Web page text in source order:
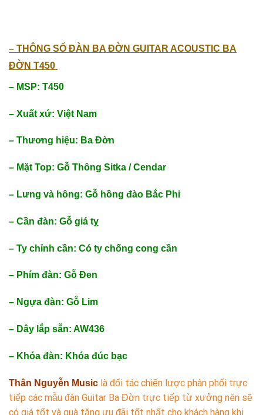
– THÔNG SỐ ĐÀN BA ĐỜN GUITAR ACOUSTIC BA
ĐỜN T450
– MSP: T450
– Xuất xứ: Việt Nam
– Thương hiệu: Ba Đờn
– Mặt Top: Gỗ Thông Sitka / Cendar
– Lưng và hông: Gỗ hồng đào Bắc Phi
– Cần đàn: Gỗ giá tỵ
– Ty chỉnh cần: Có ty chống cong cần
– Phím đàn: Gỗ Đen
– Ngựa đàn: Gỗ Lim
– Dây lắp sẵn: AW436
– Khóa đàn: Khóa đúc bạc
Thân Nguyễn Music là đối tác chiến lược phân phối trực
tiếp các mẫu đàn Guitar Ba Đờn trực tiếp từ xưởng nên sẽ
có giá tốt và quà tặng ưu đãi tốt nhất cho khách hàng khi